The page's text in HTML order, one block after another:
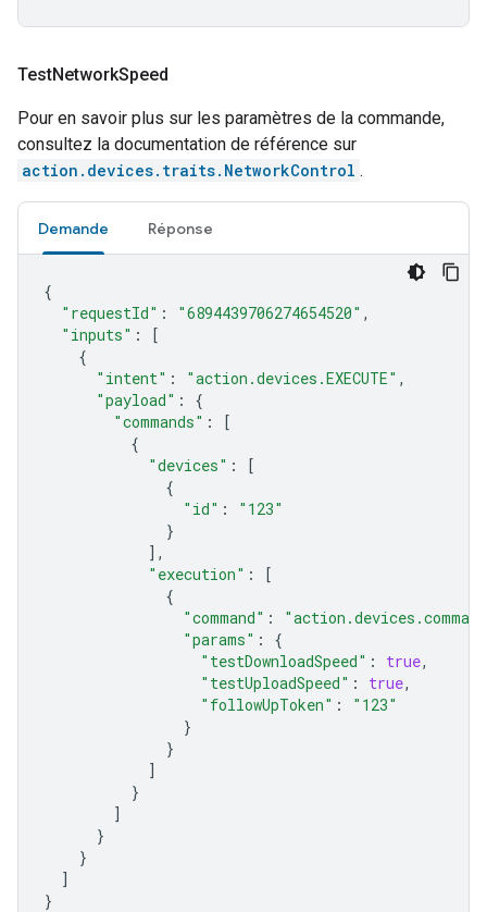
TestNetworkSpeed
Pour en savoir plus sur les paramètres de la commande,
consultez la documentation de référence sur
action.devices.traits.NetworkControl .
Demande Réponse
{
"requestId" : "6894439706274654520" ,
"inputs" :
[
{
"intent" : "action.devices.EXECUTE" ,
"payload" :
{
"commands" :
[
{
"devices" :
[
{
"id" :
"123"
}
],
"execution" :
[
{
"command" :
"params" :
{
"testDownloadSpeed" : true,
"testUploadSpeed" : true,
"followUpToken" :
"123"
}
}
]
}
]
}
}
]
}